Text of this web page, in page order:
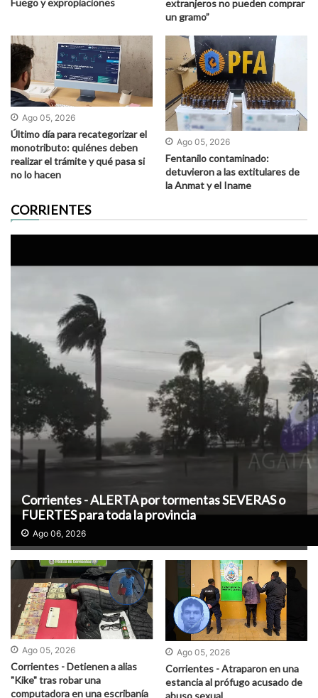
extranjeros no pueden comprar
un gramo”
Ago 05, 2026
Último día para recategorizar el
monotributo: quiénes deben
realizar el trámite y qué pasa si
no lo hacen
Ago 05, 2026
Fentanilo contaminado:
detuvieron a las extitulares de
la Anmat y el Iname
CORRIENTES
Corrientes - ALERTA por tormentas SEVERAS o
FUERTES para toda la provincia
Ago 06, 2026
Ago 05, 2026
Corrientes - Detienen a alias
"Kike" tras robar una
computadora en una escribanía
Ago 05, 2026
Corrientes - Atraparon en una
estancia al prófugo acusado de
abuso sexual